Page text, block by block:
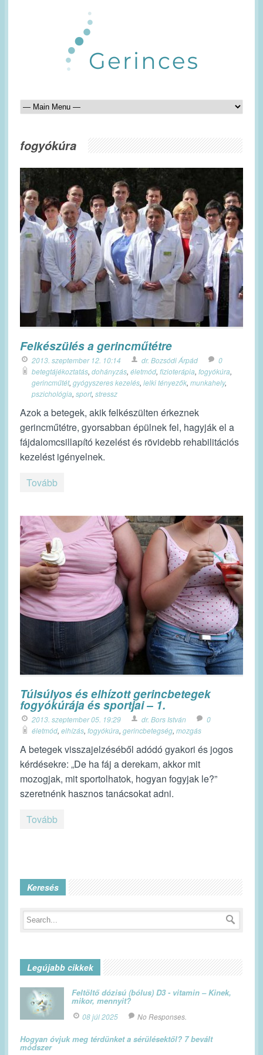
fogyókúra
Felkészülés a gerincműtétre
2013. szeptember 12. 10:14 dr. Bozsódi Árpád
0
betegtájékoztatás, dohányzás, életmód, fizioterápia, fogyókúra,
gerincműtét, gyógyszeres kezelés, lelki tényezők, munkahely,
pszichológia, sport, stressz
Azok a betegek, akik felkészülten érkeznek
gerincműtétre, gyorsabban épülnek fel, hagyják el a
fájdalomcsillapító kezelést és rövidebb rehabilitációs
kezelést igényelnek.
Tovább
Túlsúlyos és elhízott gerincbetegek
fogyókúrája és sportjai – 1.
2013. szeptember 05. 19:29 dr. Bors István
0
életmód, elhízás, fogyókúra, gerincbetegség, mozgás
A betegek visszajelzéséből adódó gyakori és jogos
kérdésekre: „De ha fáj a derekam, akkor mit
mozogjak, mit sportolhatok, hogyan fogyjak le?”
szeretnénk hasznos tanácsokat adni.
Tovább
Keresés
Legújabb cikkek
Feltöltő dózisú (bólus) D3 - vitamin – Kinek,
mikor, mennyit?
08 júl 2025 No Responses.
Hogyan óvjuk meg térdünket a sérülésektől? 7 bevált
módszer